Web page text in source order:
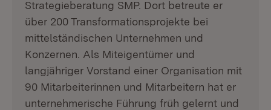
Strategieberatung SMP. Dort betreute er
über 200 Transformationsprojekte bei
mittelständischen Unternehmen und
Konzernen. Als Miteigentümer und
langjähriger Vorstand einer Organisation mit
90 Mitarbeiterinnen und Mitarbeitern hat er
unternehmerische Führung früh gelernt und